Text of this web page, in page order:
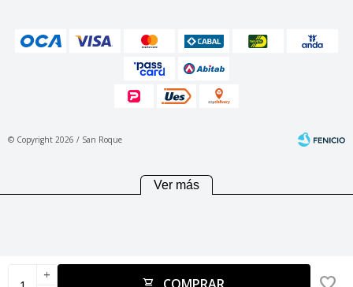
add
© Copyright 2026 / San Roque
Ver más